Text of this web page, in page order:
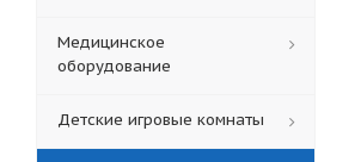
Медицинское
оборудование
Детские игровые комнаты